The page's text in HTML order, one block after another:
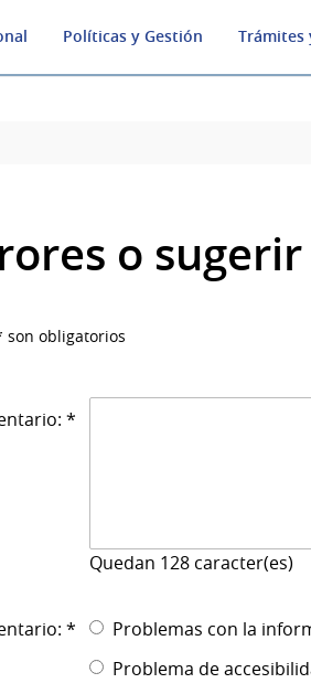
Políticas y Gestión Trámites
o
son obligatorios
*
Quedan 128 caracter(es)
*
Problemas con la
Problema de